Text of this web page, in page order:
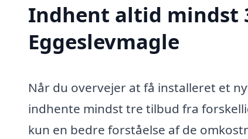
Indhent altid mindst
Eggeslevmagle
Når du overvejer at få installeret et
indhente mindst tre tilbud fra
kun en bedre forståelse af de